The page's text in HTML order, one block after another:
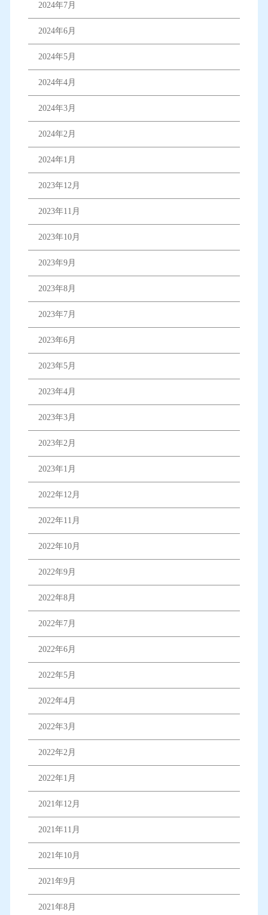
2024年7月
2024年6月
2024年5月
2024年4月
2024年3月
2024年2月
2024年1月
2023年12月
2023年11月
2023年10月
2023年9月
2023年8月
2023年7月
2023年6月
2023年5月
2023年4月
2023年3月
2023年2月
2023年1月
2022年12月
2022年11月
2022年10月
2022年9月
2022年8月
2022年7月
2022年6月
2022年5月
2022年4月
2022年3月
2022年2月
2022年1月
2021年12月
2021年11月
2021年10月
2021年9月
2021年8月